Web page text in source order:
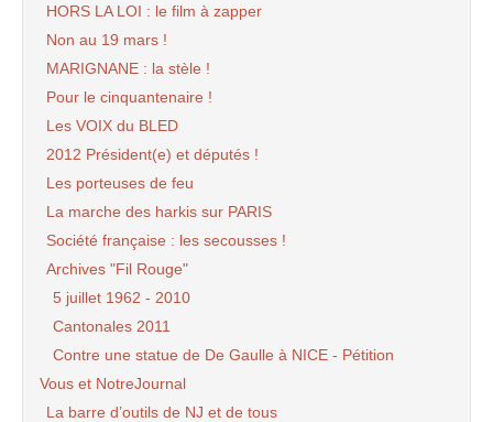
HORS LA LOI : le film à zapper
Non au 19 mars !
MARIGNANE : la stèle !
Pour le cinquantenaire !
Les VOIX du BLED
2012 Président(e) et députés !
Les porteuses de feu
La marche des harkis sur PARIS
Société française : les secousses !
Archives "Fil Rouge"
5 juillet 1962 - 2010
Cantonales 2011
Contre une statue de De Gaulle à NICE - Pétition
Vous et NotreJournal
La barre d’outils de NJ et de tous